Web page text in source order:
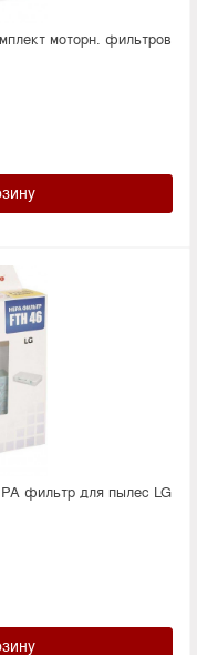
моторн. фильтров
фильтр для пылес LG